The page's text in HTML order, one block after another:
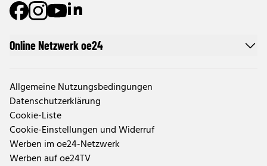
Online Netzwerk oe24
Allgemeine Nutzungsbedingungen
Datenschutzerklärung
Cookie-Liste
Cookie-Einstellungen und Widerruf
Werben im oe24-Netzwerk
Werben auf oe24TV